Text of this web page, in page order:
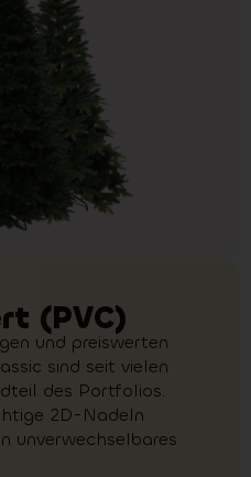
(PVC)
und preiswerten
sind seit vielen
des Portfolios.
2D-Nadeln
unverwechselbares